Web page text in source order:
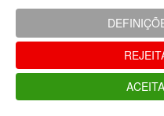
para